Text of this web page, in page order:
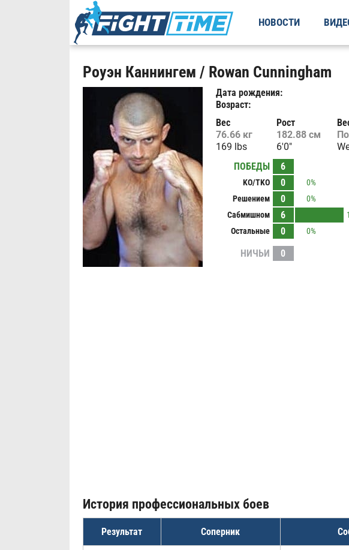
НОВОСТИ
Роуэн Каннингем / Rowan Cunningham
Дата рождения:
Возраст:
Вес
76.66 кг
169 lbs
Рост
182.88 см
6'0"
ПОБЕДЫ
6
KO/TKO 0
0%
Решением
0
0%
Сабмишном
6
Остальные
0 0%
НИЧЬИ 0
История профессиональных боев
Результат Соперник